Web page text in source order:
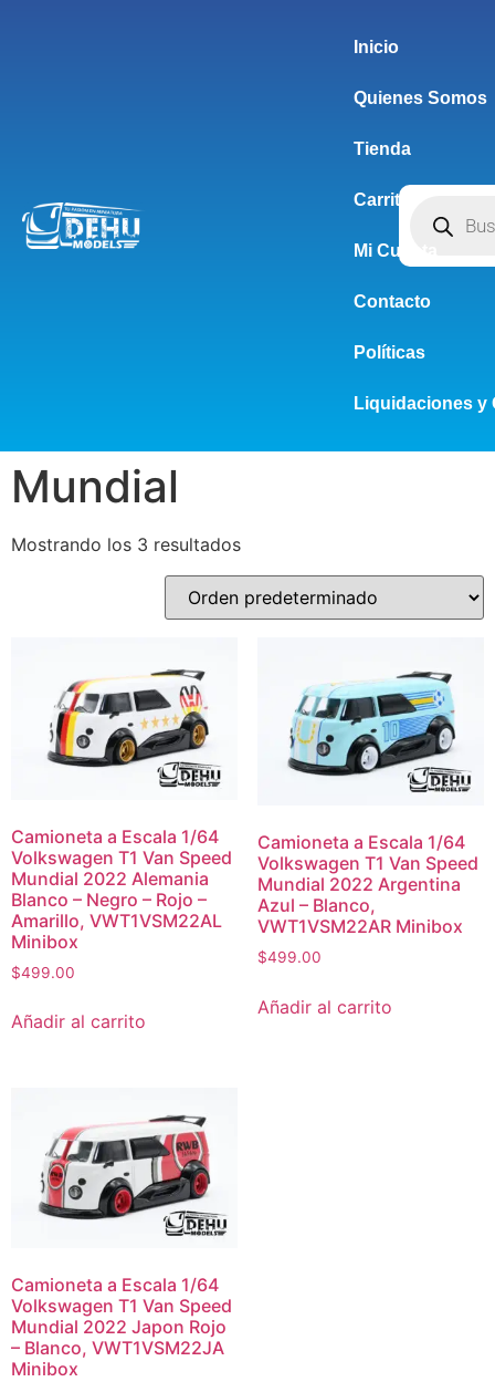
Inicio
Quienes Somos
Tienda
Carrito
Mi Cuenta
Contacto
Políticas
Liquidaciones y
Mundial
Mostrando los 3 resultados
Camioneta a Escala 1/64
Volkswagen T1 Van Speed
Mundial 2022 Alemania
Blanco – Negro – Rojo –
Amarillo, VWT1VSM22AL
Minibox
$499.00
Añadir al carrito
Camioneta a Escala 1/64
Volkswagen T1 Van Speed
Mundial 2022 Argentina
Azul – Blanco,
VWT1VSM22AR Minibox
$499.00
Añadir al carrito
Camioneta a Escala 1/64
Volkswagen T1 Van Speed
Mundial 2022 Japon Rojo
– Blanco, VWT1VSM22JA
Minibox